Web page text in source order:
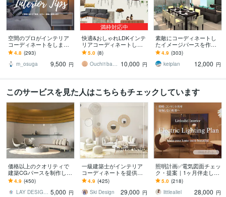
空間のプロがインテリア
コーディネートをします 1
部屋分、家具6点まで可能
♡理想の空間づくりをお
手伝いします
4.8 (293)
m_osuga
9,500 円
満枠対応中
快適&おしゃれLDKインテ
リアコーディネートしま
す 理想を3Dで！引っ越
し、子育て、模様替え！
家具も小物も予算内
5.0 (8)
Ouchi1baaan 10,000 円
素敵にコーディネートし
たイメージパースを作成
します プロのインテリア
コーディネーターが理想
のお部屋作りをお手伝い
4.9 (303)
keiplan
12,000 円
このサービスを見た人はこちらもチェックしています
価格以上のクオリティで
建築CGパースを制作しま
す ◆建築CGパースをご検
討の建築会社、施主様、
オーナー向け
4.9 (450)
LAY DESIGN OFFICE 5,000 円
一級建築士がインテリア
コーディネートを提供し
ます 誰でも相談しやすい
価格で、お部屋作りのお
手伝い！
4.9 (425)
Ski Design
29,000 円
照明計画✅電気図面チェッ
ク・提案｜1ヶ月伴走しま
す IC歴20年｜新築・リフ
ォームの電気図面相談
5.0 (218)
littlealiel
28,000 円